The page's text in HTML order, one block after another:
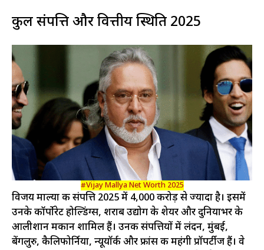
कुल संपत्ति और वित्तीय स्थिति 2025
#Vijay Mallya Net Worth 2025
विजय माल्या की संपत्ति 2025 में ₹4,000 करोड़ से ज्यादा है। इसमें
उनके कॉर्पोरेट होल्डिंग्स, शराब उद्योग के शेयर और दुनियाभर के
आलीशान मकान शामिल हैं। उनकी संपत्तियों में लंदन, मुंबई,
बेंगलुरु, कैलिफोर्निया, न्यूयॉर्क और फ्रांस की महंगी प्रॉपर्टीज हैं। वे